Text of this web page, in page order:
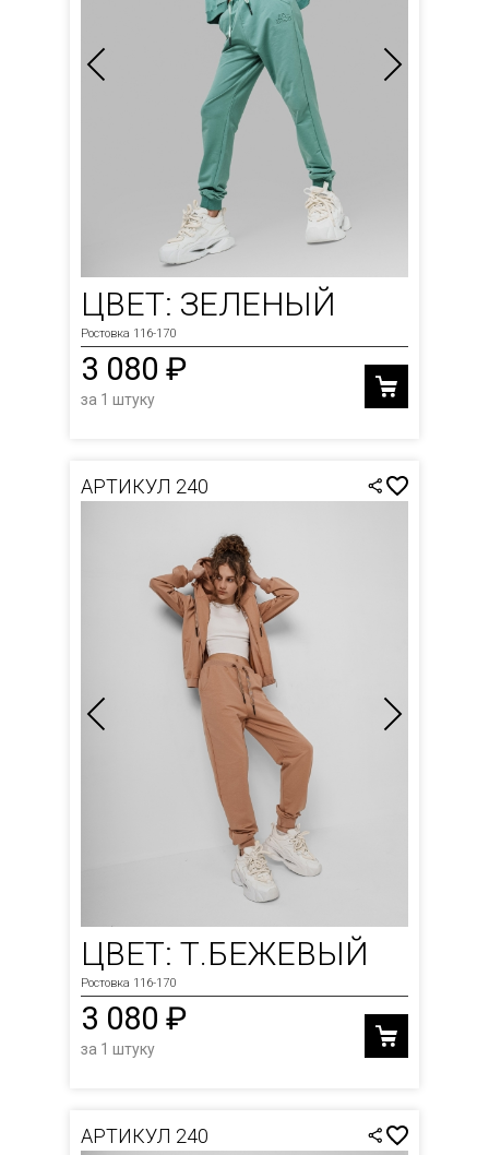
ЦВЕТ: ЗЕЛЕНЫЙ
Ростовка 116-170
3 080 ₽
за 1 штуку
АРТИКУЛ 240
ЦВЕТ: Т.БЕЖЕВЫЙ
Ростовка 116-170
3 080 ₽
за 1 штуку
АРТИКУЛ 240